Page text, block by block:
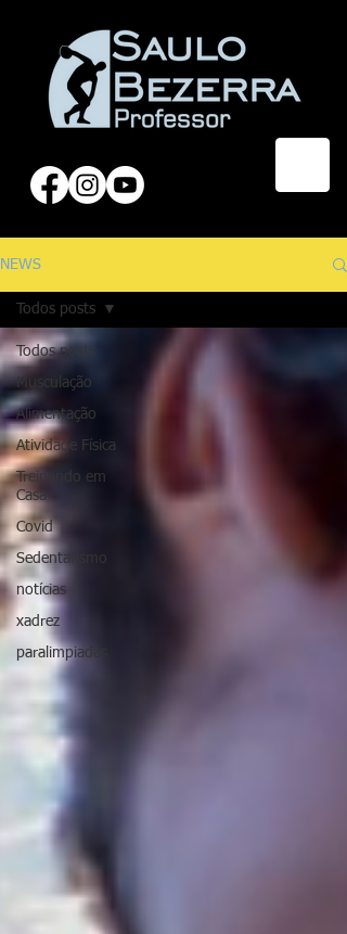
NEWS
Todos posts
Musculação
Alimentação
Atividade Física
Treinando em
Casa
Covid
Sedentarismo
notícias
xadrez
paralimpiadas
Todos posts